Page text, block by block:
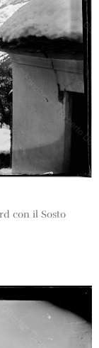
con il Sosto